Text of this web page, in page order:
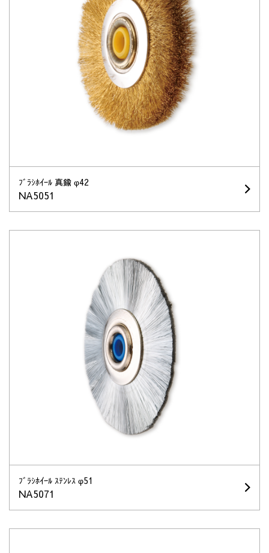
ﾌﾞﾗｼﾎｲｰﾙ 真鍮 φ42
NA5051
ﾌﾞﾗｼﾎｲｰﾙ ｽﾃﾝﾚｽ φ51
NA5071